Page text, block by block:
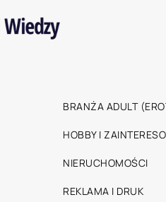
BRANŻA ADULT
HOBBY I
NIERUCHOMOŚCI
REKLAMA I DRUK